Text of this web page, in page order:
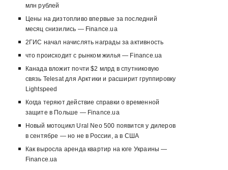
млн рублей
Цены на дизтопливо впервые за последний
месяц снизились — Finance.ua
2ГИС начал начислять награды за активность
что происходит с рынком жилья — Finance.ua
Канада вложит почти $2 млрд в спутниковую
связь Telesat для Арктики и расширит группировку
Lightspeed
Когда теряют действие справки о временной
защите в Польше — Finance.ua
Новый мотоцикл Ural Neo 500 появится у дилеров
в сентябре — но не в России, а в США
Как выросла аренда квартир на юге Украины —
Finance.ua